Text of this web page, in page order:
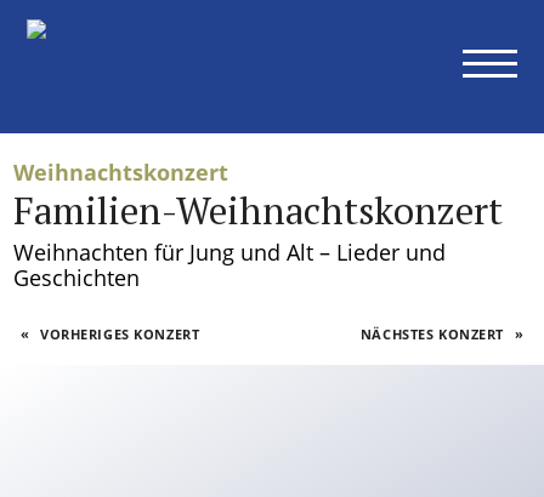
Sinfoniekonzerte
Kammerkonzerte
Weitere Konzerte
Abonnements
Übersicht
Preise Abonnements
Weihnachtskonzert
Familien-Weihnachtskonzert
Weihnachten für Jung und Alt – Lieder und
Geschichten
« VORHERIGES KONZERT NÄCHSTES KONZERT »